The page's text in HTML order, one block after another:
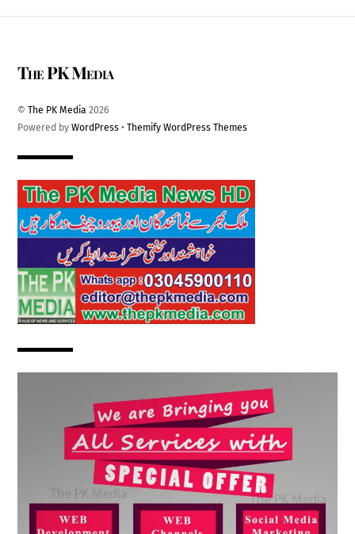
The PK Media
©The PK Media 2026
Powered byWordPress •Themify WordPress Themes